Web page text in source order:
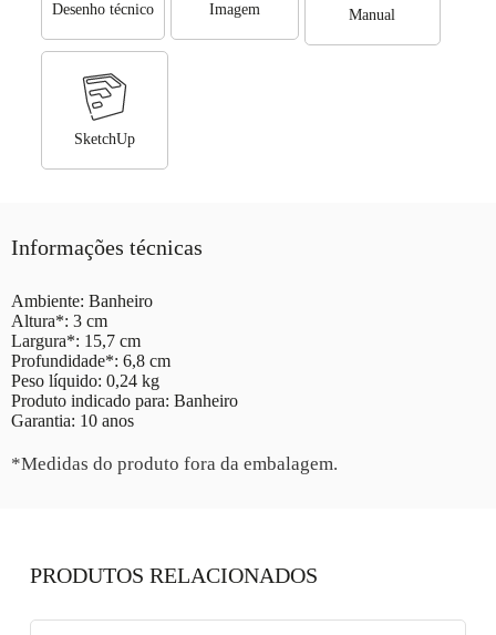
Desenho técnico Imagem Manual
SketchUp
Informações técnicas
Ambiente: Banheiro
Altura*: 3 cm
Largura*: 15,7 cm
Profundidade*: 6,8 cm
Peso líquido: 0,24 kg
Produto indicado para: Banheiro
Garantia: 10 anos
*Medidas do produto fora da embalagem.
PRODUTOS RELACIONADOS